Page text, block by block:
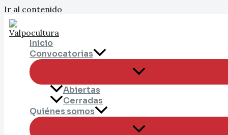
Ir al contenido
Inicio
Convocatorias
Abiertas
Cerradas
Quiénes somos